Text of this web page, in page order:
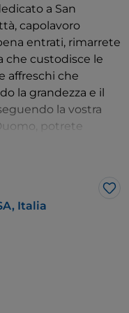
a San
capolavoro
entrati, rimarrete
che custodisce le
affreschi che
la grandezza e il
la vostra
potrete
darà la sensazione di
già nel Medioevo
Italia